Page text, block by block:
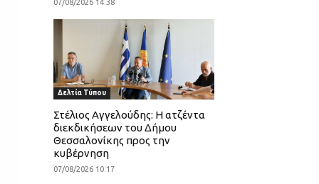
07/08/2026 14:38
Δελτία Τύπου
Στέλιος Αγγελούδης: Η ατζέντα
διεκδικήσεων του Δήμου
Θεσσαλονίκης προς την
κυβέρνηση
07/08/2026 10:17